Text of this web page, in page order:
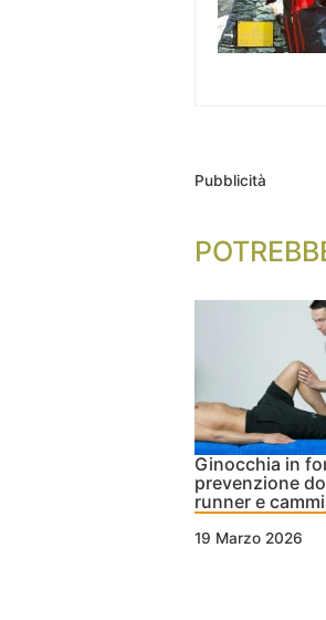
Pubblicità
Ginocchia in
prevenzione
runner e
19 Marzo 2026